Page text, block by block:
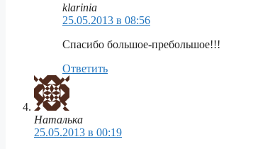
klarinia
25.05.2013 в 08:56
Спасибо большое-пребольшое!!!
Ответить
Наталька
25.05.2013 в 00:19